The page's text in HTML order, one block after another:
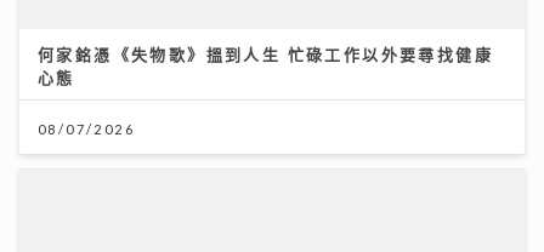
何家銘憑《失物歌》搵到人生 忙碌工作以外要尋找健康
心態
08/07/2026